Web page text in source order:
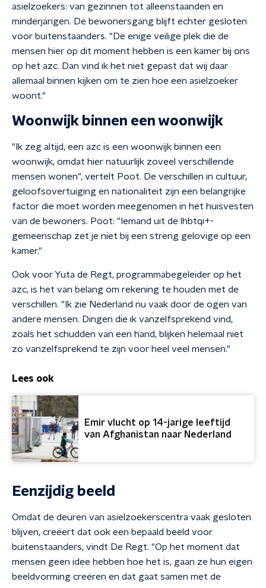
asielzoekers: van gezinnen tot alleenstaanden en
minderjarigen. De bewonersgang blijft echter gesloten
voor buitenstaanders. "De enige veilige plek die de
mensen hier op dit moment hebben is een kamer bij ons
op het azc. Dan vind ik het niet gepast dat wij daar
allemaal binnen kijken om te zien hoe een asielzoeker
woont."
Woonwijk binnen een woonwijk
"Ik zeg altijd, een azc is een woonwijk binnen een
woonwijk, omdat hier natuurlijk zoveel verschillende
mensen wonen", vertelt Poot. De verschillen in cultuur,
geloofsovertuiging en nationaliteit zijn een belangrijke
factor die moet worden meegenomen in het huisvesten
van de bewoners. Poot: "Iemand uit de lhbtqi+-
gemeenschap zet je niet bij een streng gelovige op een
kamer."
Ook voor Yuta de Regt, programmabegeleider op het
azc, is het van belang om rekening te houden met de
verschillen. "Ik zie Nederland nu vaak door de ogen van
andere mensen. Dingen die ik vanzelfsprekend vind,
zoals het schudden van een hand, blijken helemaal niet
zo vanzelfsprekend te zijn voor heel veel mensen."
Lees ook
Emir vlucht op 14-jarige leeftijd
van Afghanistan naar Nederland
Eenzijdig beeld
Omdat de deuren van asielzoekerscentra vaak gesloten
blijven, creëert dat ook een bepaald beeld voor
buitenstaanders, vindt De Regt. "Op het moment dat
mensen geen idee hebben hoe het is, gaan ze hun eigen
beeldvorming creëren en dat gaat samen met de